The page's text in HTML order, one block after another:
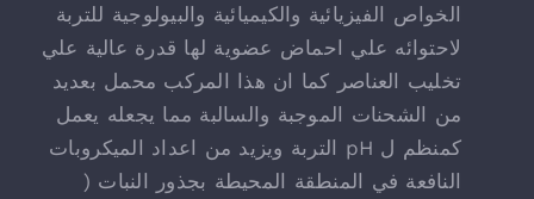
الخواص الفيزيائية والكيميائية والبيولوجية للتربة
لاحتوائه علي احماض عضوية لها قدرة عالية علي
تخليب العناصر كما ان هذا المركب محمل بعديد
من الشحنات الموجبة والسالبة مما يجعله يعمل
كمنظم ل pH التربة ويزيد من اعداد الميكروبات
النافعة في المنطقة المحيطة بجذور النبات (